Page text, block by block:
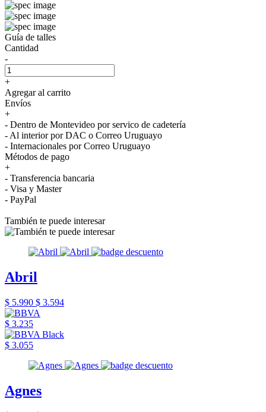
Guía de talles
Cantidad
-
+
Agregar al carrito
Envíos
+
- Dentro de Montevideo por servico de cadetería
- Al interior por DAC o Correo Uruguayo
- Internacionales por Correo Uruguayo
Métodos de pago
+
- Transferencia bancaria
- Visa y Master
- PayPal
También te puede interesar
Abril
$ 5.990 $ 3.594
$ 3.235
$ 3.055
Agnes